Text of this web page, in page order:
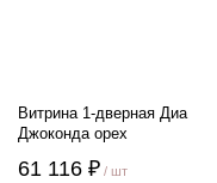
Витрина 1-дверная Диа
Джоконда орех
61 116 ₽ / шт